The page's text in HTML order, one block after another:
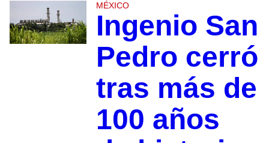
MÉXICO
Ingenio San
Pedro cerró
tras más de
100 años